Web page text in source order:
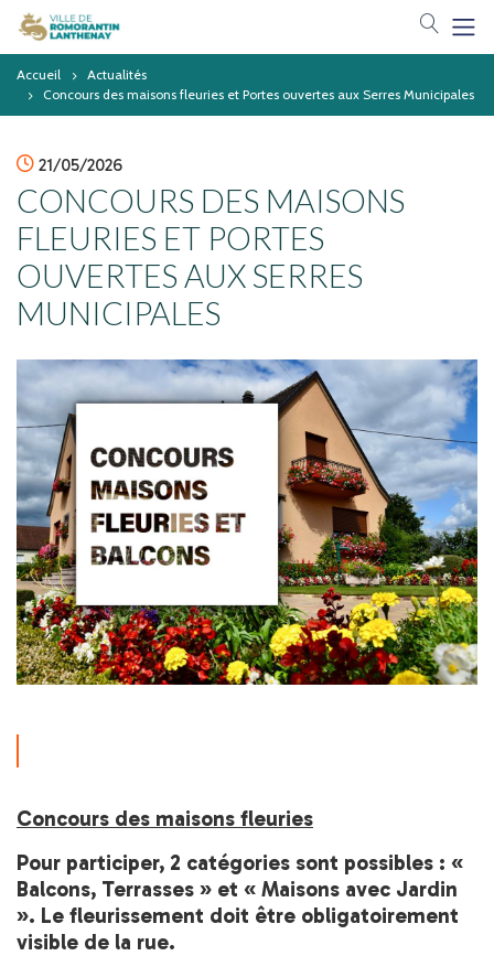
Votre
Accueil
Actualités
Concours des maisons fleuries et Portes ouvertes aux Serres Municipales
icon
21/05/2026
CONCOURS DES MAISONS
FLEURIES ET PORTES
OUVERTES AUX SERRES
MUNICIPALES
Concours des maisons fleuries
Pour participer, 2 catégories sont possibles : «
Balcons, Terrasses » et « Maisons avec Jardin
». Le fleurissement doit être obligatoirement
visible de la rue.